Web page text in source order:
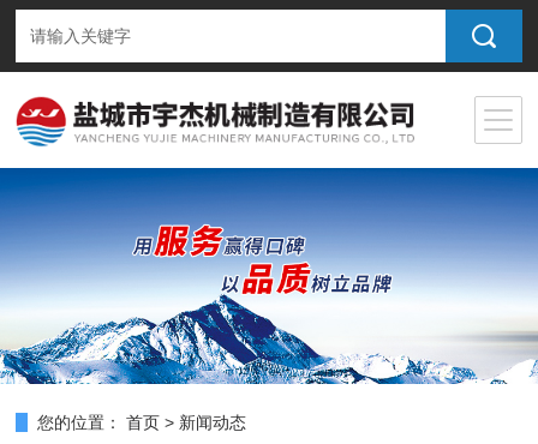
您的位置： 首页 > 新闻动态